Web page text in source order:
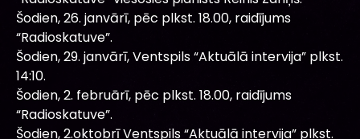
Šodien, 26. janvārī, pēc plkst. 18.00, raidījums
“Radioskatuve”.
Šodien, 29. janvārī, Ventspils “Aktuālā intervija” plkst.
14:10.
Šodien, 2. februārī, pēc plkst. 18.00, raidījums
“Radioskatuve”.
Šodien, 2.oktobrī Ventspils “Aktuālā intervija” plkst.